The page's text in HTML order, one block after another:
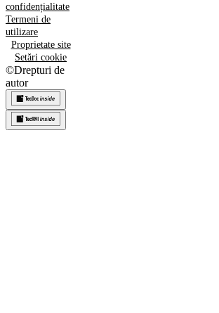
confidențialitate
Termeni de
utilizare
Proprietate site
Setări cookie
©Drepturi de
autor